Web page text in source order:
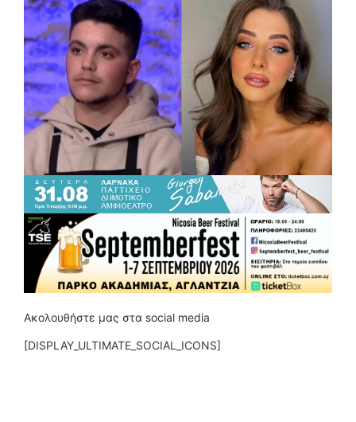
Ακολουθήστε μας στα social media
[DISPLAY_ULTIMATE_SOCIAL_ICONS]